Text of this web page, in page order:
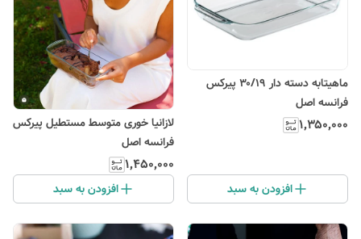
ماهیتابه دسته دار ۳۰/۱۹ پیرکس
فرانسه اصل
۱٬۳۵۰٬۰۰۰
افزودن به سبد
لازانیا خوری متوسط مستطیل پیرکس
فرانسه اصل
۱٬۴۵۰٬۰۰۰
افزودن به سبد